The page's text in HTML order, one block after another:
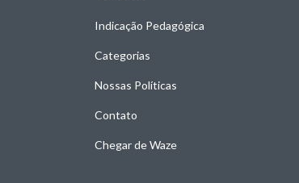
Indicação Pedagógica
Categorias
Nossas Políticas
Contato
Chegar de Waze